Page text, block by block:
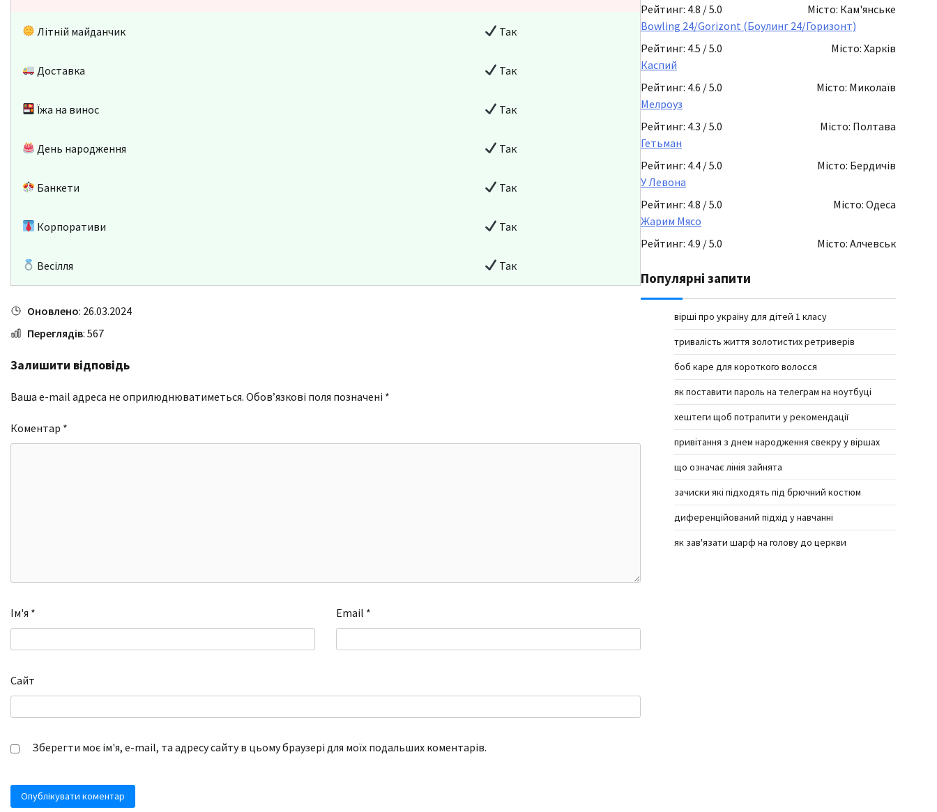
Літній майданчик Так
Доставка Так
Їжа на винос Так
День народження Так
Банкети Так
Корпоративи Так
Весілля Так
Оновлено: 26.03.2024
Переглядів: 567
Залишити відповідь
Ваша e-mail адреса не оприлюднюватиметься. Обов’язкові поля позначені *
Коментар *
Ім'я * Email *
Сайт
Зберегти моє ім'я, e-mail, та адресу сайту в цьому браузері для моїх подальших коментарів.
Рейтинг: 4.8 / 5.0
Місто: Кам'янське
Bowling 24/Gorizont (Боулинг 24/Горизонт)
Рейтинг: 4.5 / 5.0
Місто: Харків
Каспий
Рейтинг: 4.6 / 5.0
Місто: Миколаїв
Мелроуз
Рейтинг: 4.3 / 5.0
Місто: Полтава
Гетьман
Рейтинг: 4.4 / 5.0
Місто: Бердичів
У Левона
Рейтинг: 4.8 / 5.0
Місто: Одеса
Жарим Мясо
Рейтинг: 4.9 / 5.0
Місто: Алчевськ
Популярні запити
вірші про україну для дітей 1 класу
тривалість життя золотистих ретриверів
боб каре для короткого волосся
як поставити пароль на телеграм на ноутбуці
хештеги щоб потрапити у рекомендації
привітання з днем народження свекру у віршах
що означає лінія зайнята
зачиски які підходять під брючний костюм
диференційований підхід у навчанні
як зав'язати шарф на голову до церкви